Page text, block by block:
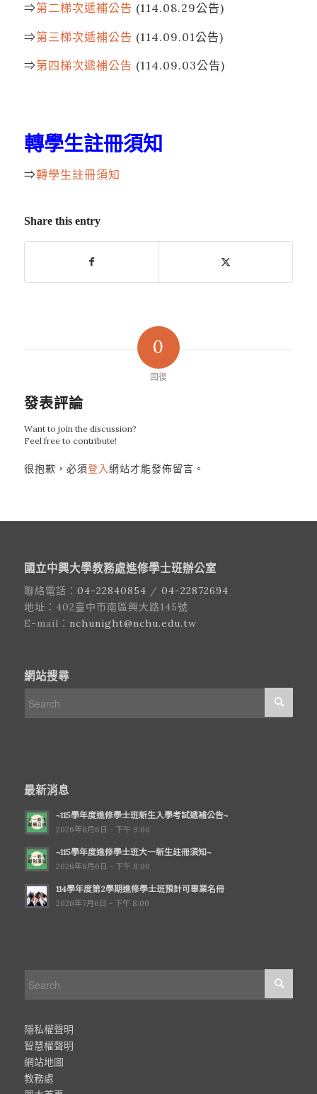
⇒第二梯次遞補公告 (114.08.29公告)
⇒第三梯次遞補公告 (114.09.01公告)
⇒第四梯次遞補公告 (114.09.03公告)
轉學生註冊須知
⇒轉學生註冊須知
Share this entry
0
回復
發表評論
Want to join the discussion?
Feel free to contribute!
很抱歉，必須登入網站才能發佈留言。
國立中興大學教務處進修學士班辦公室
聯絡電話： 04-22840854 / 04-22872694
地址：402臺中市南區興大路145號
E-mail： nchunight@nchu.edu.tw
網站搜尋
最新消息
~115學年度進修學士班新生入學考試遞補公告~
2026年8月6日 - 下午 9:00
~115學年度進修學士班大一新生註冊須知~
2026年8月6日 - 下午 8:00
114學年度第2學期進修學士班預計可畢業名冊
2026年7月6日 - 下午 8:00
隱私權聲明
智慧權聲明
網站地圖
教務處